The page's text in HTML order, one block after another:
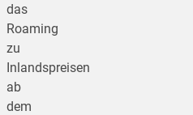
das
Roaming
zu
Inlandspreisen
ab
dem